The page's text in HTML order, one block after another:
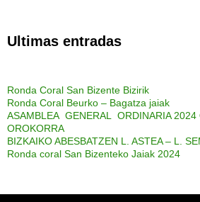
Ultimas entradas
Ronda Coral San Bizente Bizirik
Ronda Coral Beurko – Bagatza jaiak
ASAMBLEA GENERAL ORDINARIA 2024
OROKORRA
BIZKAIKO ABESBATZEN L. ASTEA – L.
Ronda coral San Bizenteko Jaiak 2024